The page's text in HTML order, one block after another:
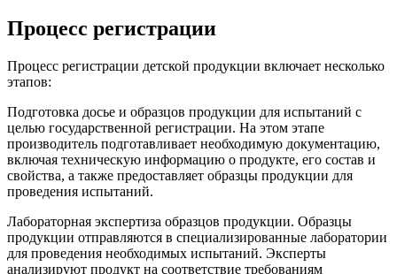
Процесс регистрации
Процесс регистрации детской продукции включает несколько
этапов:
Подготовка досье и образцов продукции для испытаний с
целью государственной регистрации. На этом этапе
производитель подготавливает необходимую документацию,
включая техническую информацию о продукте, его состав и
свойства, а также предоставляет образцы продукции для
проведения испытаний.
Лабораторная экспертиза образцов продукции. Образцы
продукции отправляются в специализированные лаборатории
для проведения необходимых испытаний. Эксперты
анализируют продукт на соответствие требованиям